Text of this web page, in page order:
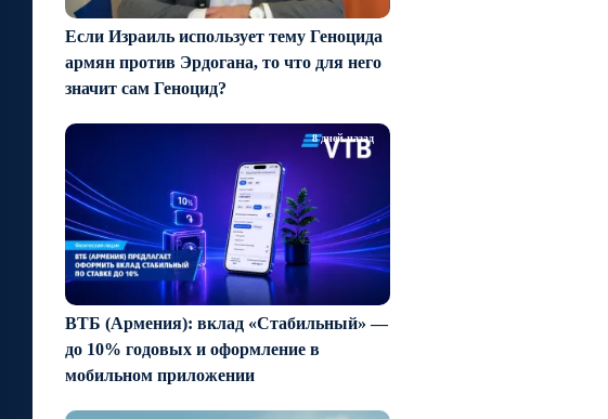
Если Израиль использует тему Геноцида
армян против Эрдогана, то что для него
значит сам Геноцид?
ВТБ (Армения): вклад «Стабильный» —
до 10% годовых и оформление в
мобильном приложении
8 дней назад